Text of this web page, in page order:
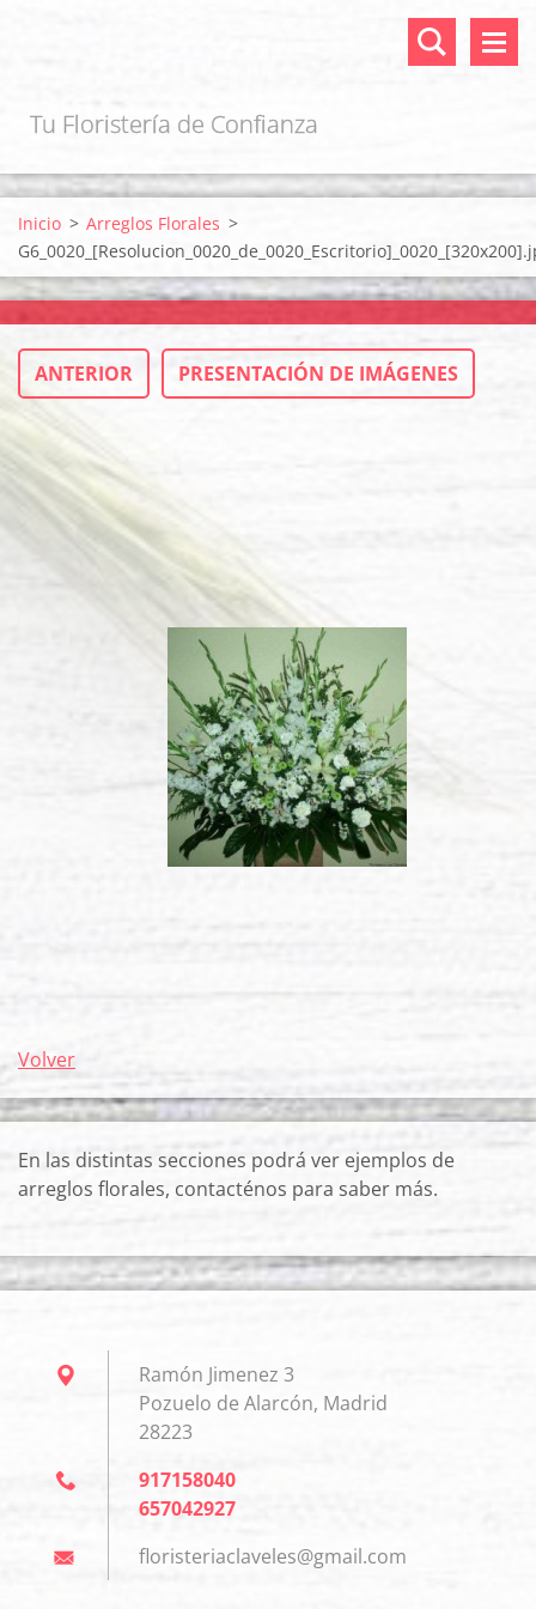
Tu Floristería de Confianza
Inicio > Arreglos Florales >
ANTERIOR PRESENTACIÓN DE IMÁGENES
Volver
En las distintas secciones podrá ver ejemplos de
arreglos florales, contacténos para saber más.
Ramón Jimenez 3
Pozuelo de Alarcón, Madrid
28223
917158040
657042927
floristeriaclaveles@gmail.com